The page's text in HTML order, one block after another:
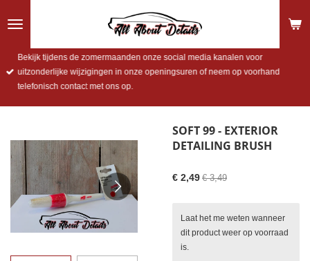
direct
hoofdinhoud
Bekijk tijdens de zomermaanden onze social media kanalen voor
uitzonderlijke wijzigingen in onze openingsuren of neem op voorhand
telefonisch contact met ons op.
SOFT 99 - EXTERIOR
DETAILING BRUSH
€ 2,49 € 3,49
Laat het me weten wanneer
dit product weer op voorraad
is.